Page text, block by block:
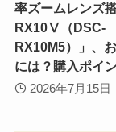
率ズームレンズ
RX10Ⅴ（DSC-
RX10M5）」、
には？購入ポイ
2026年7月15日